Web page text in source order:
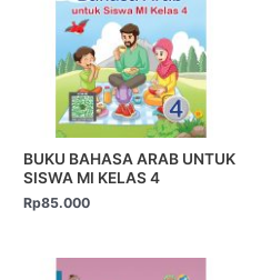
BUKU BAHASA ARAB UNTUK
SISWA MI KELAS 4
Rp85.000